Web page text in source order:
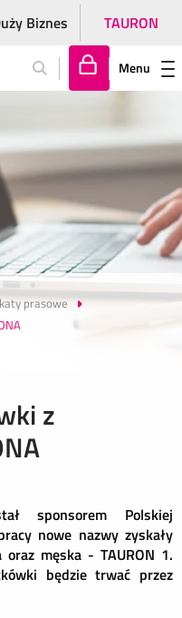
Biznes TAURON
lo
gu
j
si
ę
Menu
prasowe
z
sponsorem Polskiej
nowe nazwy zyskały
męska - TAURON 1.
będzie trwać przez